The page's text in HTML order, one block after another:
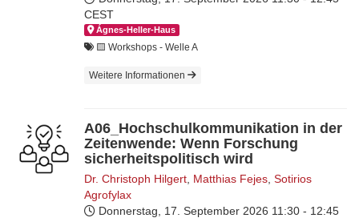
CEST
Ágnes-Hel­ler-Haus
🟨​ Workshops - Welle A
Weitere Informationen
A06_Hochschulkommunikation in der
Zeitenwende: Wenn Forschung
sicherheitspolitisch wird
Dr. Christoph Hilgert Matthias Fejes Sotirios
Agrofylax
Donnerstag, 17. September 2026 11:30 - 12:45